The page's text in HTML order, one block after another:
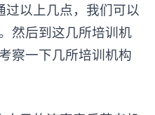
以上几点，我们可以
然后到这几所培训机
察一下几所培训机构